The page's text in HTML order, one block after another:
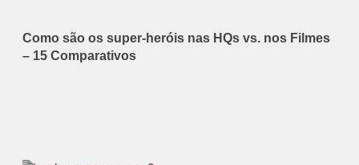
Como são os super-heróis nas HQs vs. nos Filmes
– 15 Comparativos